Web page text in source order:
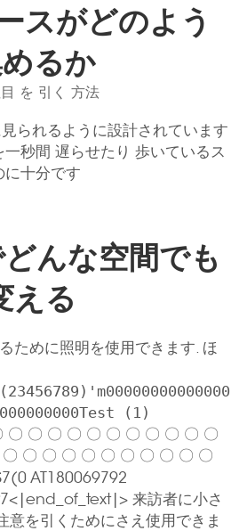
スがどのよう
るか
を 引く 方法
られるように設計されています
秒間 遅らせたり 歩いているス
に十分です
んな空間でも
える
ために照明を使用できます. ほ
000000000Test (1)
〇 〇 〇 〇 〇 〇 〇 〇 〇 〇 〇
〇 〇 〇 〇 〇 〇 〇 〇 〇 〇
AT180069792
来訪者に小さ
を引くためにさえ使用できま